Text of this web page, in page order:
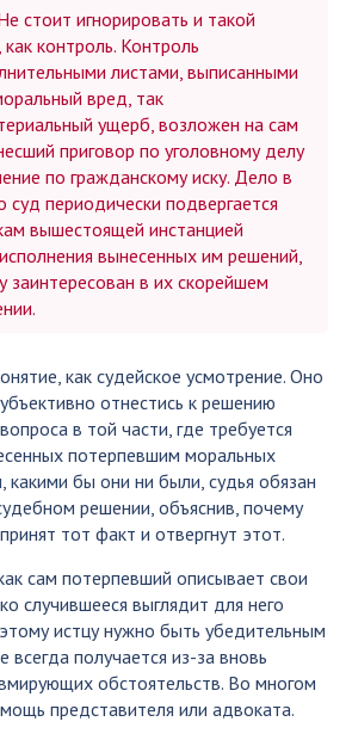
стоит игнорировать и такой
контроль. Контроль
листами, выписанными
вред, так
ущерб, возложен на сам
приговор по уголовному делу
по гражданскому иску. Дело в
суд периодически подвергается
вышестоящей инстанцией
вынесенных им решений,
заинтересован в их скорейшем
как судейское усмотрение. Оно
отнестись к решению
в той части, где требуется
потерпевшим моральных
бы они ни были, судья обязан
решении, объяснив, почему
тот факт и отвергнут этот.
сам потерпевший описывает свои
случившееся выглядит для него
истцу нужно быть убедительным
всегда получается из-за вновь
обстоятельств. Во многом
представителя или адвоката.